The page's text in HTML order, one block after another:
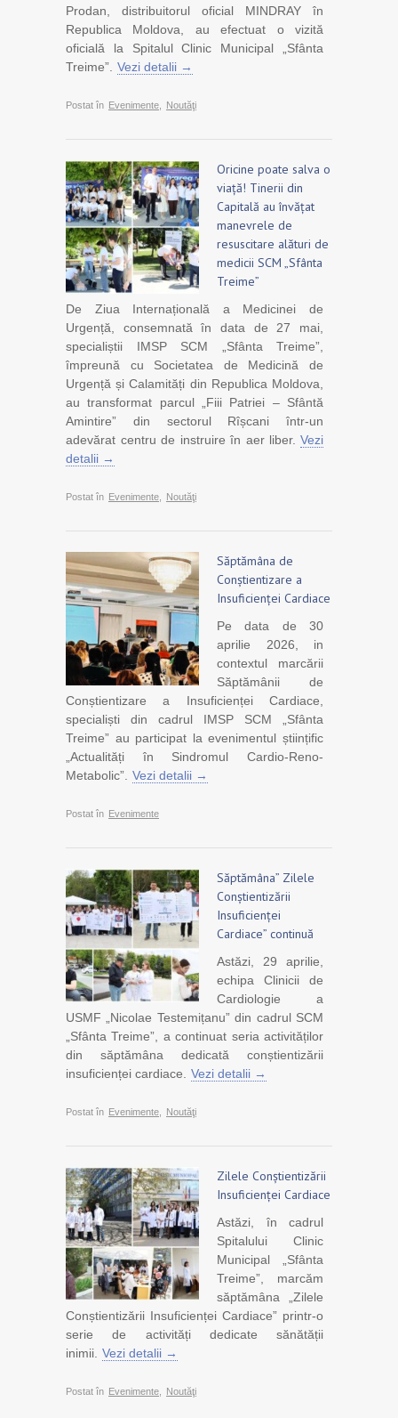
Prodan, distribuitorul oficial MINDRAY în
Republica Moldova, au efectuat o vizită
oficială la Spitalul Clinic Municipal „Sfânta
Treime”.
Vezi detalii →
Postat în Evenimente Noutăţi
Oricine poate salva o
viață! Tinerii din
Capitală au învățat
manevrele de
resuscitare alături de
medicii SCM „Sfânta
Treime”
De Ziua Internațională a Medicinei de
Urgență, consemnată în data de 27 mai,
specialiștii IMSP SCM „Sfânta Treime”,
împreună cu Societatea de Medicină de
Urgență și Calamități din Republica Moldova,
au transformat parcul „Fiii Patriei – Sfântă
Amintire” din sectorul Rîșcani într-un
adevărat centru de instruire în aer liber. Vezi
detalii →
Postat în Evenimente Noutăţi
Săptămâna de
Conștientizare a
Insuficienței Cardiace
Pe data de 30
aprilie 2026, in
contextul marcării
Săptămânii de
Conștientizare a Insuficienței Cardiace,
specialiști din cadrul IMSP SCM „Sfânta
Treime” au participat la evenimentul științific
„Actualități în Sindromul Cardio-Reno-
Metabolic”.
Vezi detalii →
Postat în Evenimente
Săptămâna” Zilele
Conștientizării
Insuficienței
Cardiace” continuă
Astăzi, 29 aprilie,
echipa Clinicii de
Cardiologie a
USMF „Nicolae Testemițanu” din cadrul SCM
„Sfânta Treime”, a continuat seria activităților
din săptămâna dedicată conștientizării
insuficienței cardiace.
Vezi detalii →
Postat în Evenimente Noutăţi
Zilele Conștientizării
Insuficienței Cardiace
Astăzi, în cadrul
Spitalului Clinic
Municipal „Sfânta
Treime”, marcăm
săptămâna „Zilele
Conștientizării Insuficienței Cardiace” printr-o
serie de activități dedicate sănătății
inimii. Vezi detalii →
Postat în Evenimente Noutăţi